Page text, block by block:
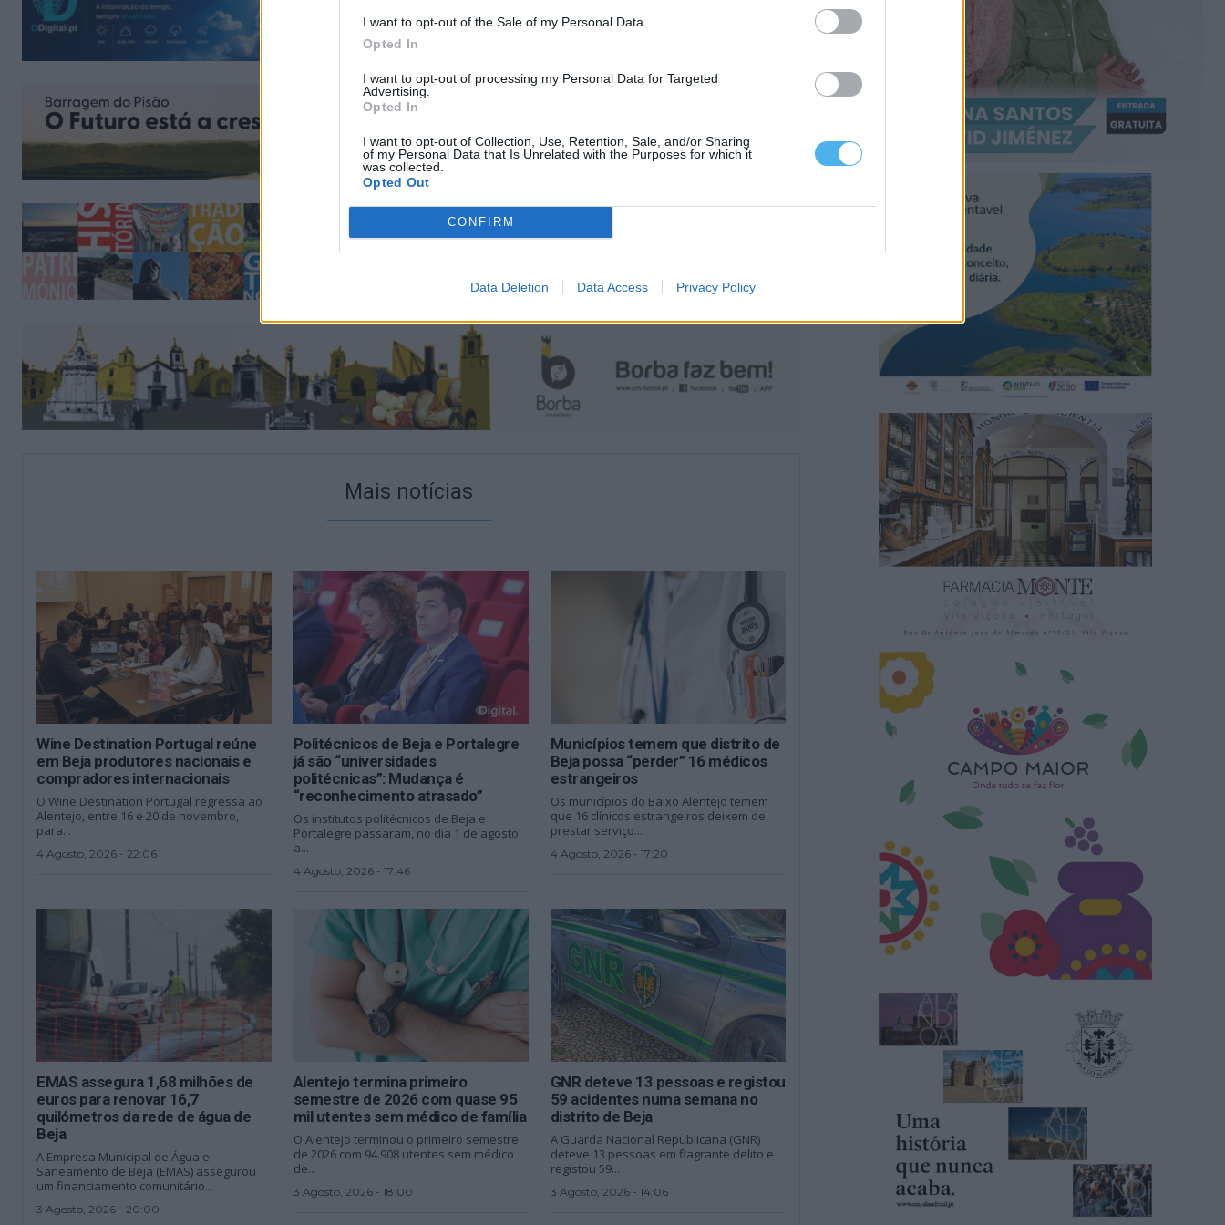
I want to opt-out of the Sale of my Personal Data.
Opted In
I want to opt-out of processing my Personal Data for Targeted
Advertising.
Opted In
I want to opt-out of Collection, Use, Retention, Sale, and/or Sharing
of my Personal Data that Is Unrelated with the Purposes for which it
was collected.
Opted Out
CONFIRM
Data Deletion Data Access Privacy Policy
Mais notícias
Wine Destination Portugal reúne
em Beja produtores nacionais e
compradores internacionais
O Wine Destination Portugal regressa ao
Alentejo, entre 16 e 20 de novembro,
para...
4 Agosto, 2026 - 22:06
Politécnicos de Beja e Portalegre
já são “universidades
politécnicas”: Mudança é
“reconhecimento atrasado”
Os institutos politécnicos de Beja e
Portalegre passaram, no dia 1 de agosto,
a...
4 Agosto, 2026 - 17:46
Municípios temem que distrito de
Beja possa “perder” 16 médicos
estrangeiros
Os municípios do Baixo Alentejo temem
que 16 clínicos estrangeiros deixem de
prestar serviço...
4 Agosto, 2026 - 17:20
EMAS assegura 1,68 milhões de
euros para renovar 16,7
quilómetros da rede de água de
Beja
A Empresa Municipal de Água e
Saneamento de Beja (EMAS) assegurou
um financiamento comunitário...
3 Agosto, 2026 - 20:00
Alentejo termina primeiro
semestre de 2026 com quase 95
mil utentes sem médico de família
O Alentejo terminou o primeiro semestre
de 2026 com 94.908 utentes sem médico
de...
3 Agosto, 2026 - 18:00
GNR deteve 13 pessoas e registou
59 acidentes numa semana no
distrito de Beja
A Guarda Nacional Republicana (GNR)
deteve 13 pessoas em flagrante delito e
registou 59...
3 Agosto, 2026 - 14:06